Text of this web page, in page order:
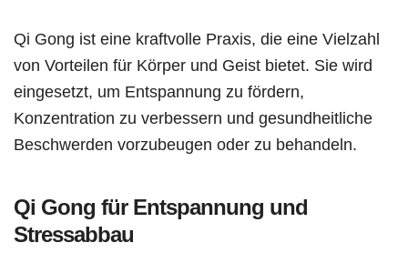
Qi Gong ist eine kraftvolle Praxis, die eine Vielzahl
von Vorteilen für Körper und Geist bietet. Sie wird
eingesetzt, um Entspannung zu fördern,
Konzentration zu verbessern und gesundheitliche
Beschwerden vorzubeugen oder zu behandeln.
Qi Gong für Entspannung und
Stressabbau